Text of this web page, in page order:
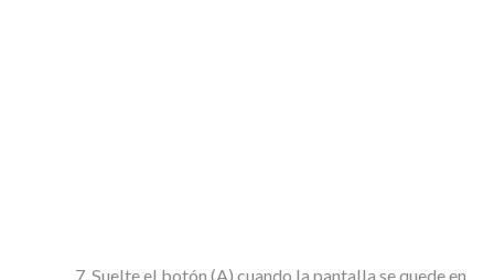
Suelte el botón (A) cuando la pantalla se quede en